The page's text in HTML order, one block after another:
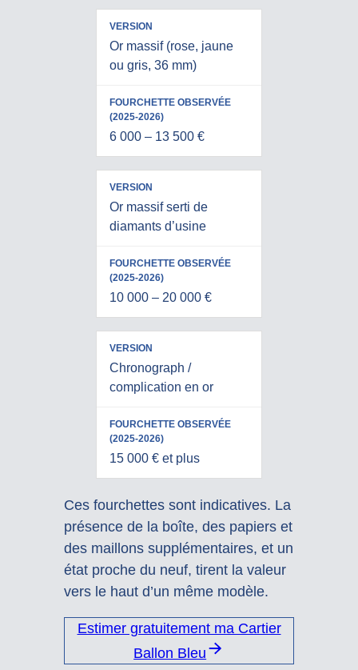
Or massif (rose, jaune
ou gris, 36 mm)
6 000 – 13 500 €
Or massif serti de
diamants d’usine
10 000 – 20 000 €
Chronograph /
complication en or
15 000 € et plus
Ces fourchettes sont indicatives. La
présence de la boîte, des papiers et
des maillons supplémentaires, et un
état proche du neuf, tirent la valeur
vers le haut d’un même modèle.
Estimer gratuitement ma Cartier
Ballon Bleu